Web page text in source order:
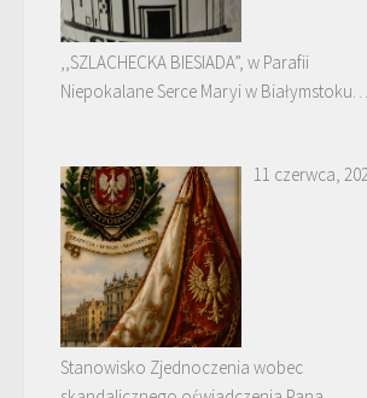
,,SZLACHECKA BIESIADA”, w Parafii
Niepokalane Serce Maryi w Białymstoku
11 czerwca,
Stanowisko Zjednoczenia wobec